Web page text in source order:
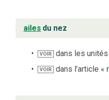
ailes du nez
VOIR dans les
VOIR dans l’article «